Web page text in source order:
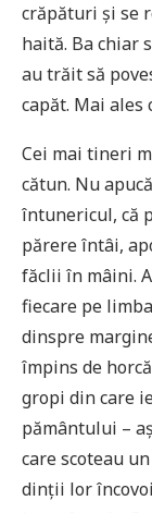
crăpături și se
haită. Ba chiar
au trăit să
capăt. Mai
Cei mai tineri
cătun. Nu
întunericul, că
părere întâi,
făclii în mâini.
fiecare pe
dinspre
împins de
gropi din care
pământului –
care scoteau
dinții lor